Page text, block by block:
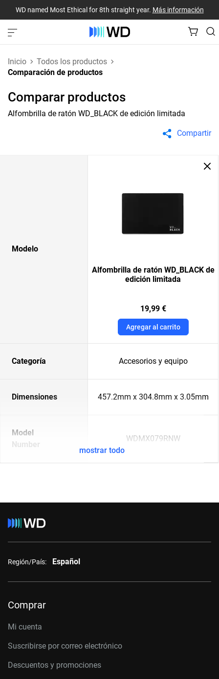
WD named Most Ethical for 8th straight year. Más información
Inicio
Todos los productos
Comparación de productos
Comparar productos
Alfombrilla de ratón WD_BLACK de edición limitada
Compartir
Modelo
Alfombrilla de ratón WD_BLACK de
edición limitada
19,99 €
Agregar al carrito
Categoría Accesorios y equipo
Dimensiones 457.2mm x 304.8mm x 3.05mm
Model
Number
WDMX079RNW
mostrar todo
Región/País: Español
Comprar
Mi cuenta
Suscribirse por correo electrónico
Descuentos y promociones